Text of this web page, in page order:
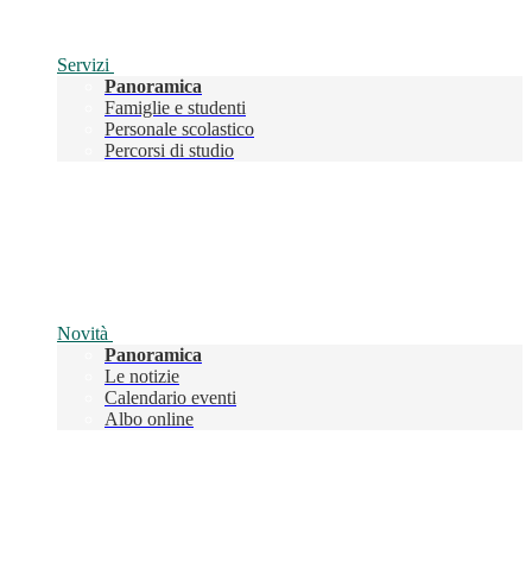
Servizi
Panoramica
Famiglie e studenti
Personale scolastico
Percorsi di studio
Novità
Panoramica
Le notizie
Calendario eventi
Albo online